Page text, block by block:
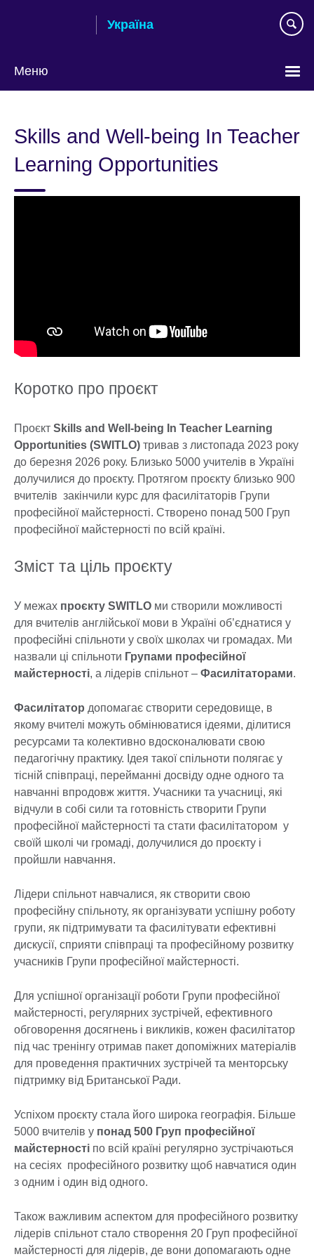
Україна
Меню
language
Skills and Well-being In Teacher
Learning Opportunities
Коротко про проєкт
Проєкт Skills and Well-being In Teacher Learning
Opportunities (SWITLO) тривав з листопада 2023 року
до березня 2026 року. Близько 5000 учителів в Україні
долучилися до проєкту. Протягом проєкту близько 900
вчителів закінчили курс для фасилітаторів Групи
професійної майстерності. Створено понад 500 Груп
професійної майстерності по всій країні.
Зміст та ціль проєкту
У межах проєкту SWITLO ми створили можливості
для вчителів англійської мови в Україні об’єднатися у
професійні спільноти у своїх школах чи громадах. Ми
назвали ці спільноти Групами професійної
майстерності, а лідерів спільнот – Фасилітаторами.
Фасилітатор допомагає створити середовище, в
якому вчителі можуть обмінюватися ідеями, ділитися
ресурсами та колективно вдосконалювати свою
педагогічну практику. Ідея такої спільноти полягає у
тісній співпраці, перейманні досвіду одне одного та
навчанні впродовж життя. Учасники та учасниці, які
відчули в собі сили та готовність створити Групи
професійної майстерності та стати фасилітатором у
своїй школі чи громаді, долучилися до проєкту і
пройшли навчання.
Лідери спільнот навчалися, як створити свою
професійну спільноту, як організувати успішну роботу
групи, як підтримувати та фасилітувати ефективні
дискусії, сприяти співпраці та професійному розвитку
учасників Групи професійної майстерності.
Для успішної організації роботи Групи професійної
майстерності, регулярних зустрічей, ефективного
обговорення досягнень і викликів, кожен фасилітатор
під час тренінгу отримав пакет допоміжних матеріалів
для проведення практичних зустрічей та менторську
підтримку від Британської Ради.
Успіхом проєкту стала його широка географія. Більше
5000 вчителів у понад 500 Груп професійної
майстерності по всій країні регулярно зустрічаються
на сесіях професійного розвитку щоб навчатися один
з одним і один від одного.
Також важливим аспектом для професійного розвитку
лідерів спільнот стало створення 20 Груп професійної
майстерності для лідерів, де вони допомагають одне